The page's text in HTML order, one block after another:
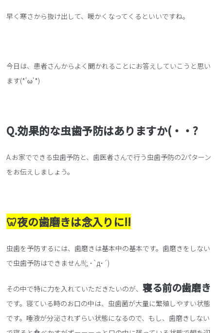
早く寒さから抜け出して、暖かくなってくるといいですね。
今日は、患者さんからよく聞かれることにお答えしていこうと思い
ます(*'ω'*)
Q.効果的な虫歯予防はありますか(・・?
A.お家でできる虫歯予防と、歯医者さんで行う虫歯予防の2パターン
をお伝えしましょう。
🦷夜の歯磨きは念入りに!!
虫歯を予防するには、歯磨きは基本中の基本です。歯磨きをしない
で虫歯予防はできません!!(; ･`д･´)
その中で特に力を入れていただきたいのが、寝る前の歯磨き
です。寝ている時のお口の中は、虫歯菌が大量に繁殖しやすい状態
です。唾液が分泌されずらい状態になるので、もし、歯磨きしない